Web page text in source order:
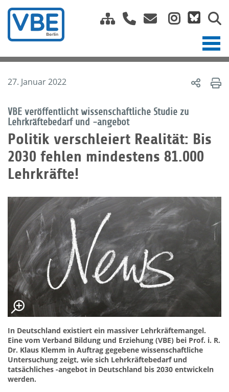
27. Januar 2022
VBE veröffentlicht wissenschaftliche Studie zu
Lehrkräftebedarf und -angebot
Politik verschleiert Realität: Bis
2030 fehlen mindestens 81.000
Lehrkräfte!
In Deutschland existiert ein massiver Lehrkräftemangel.
Eine vom Verband Bildung und Erziehung (VBE) bei Prof. i. R.
Dr. Klaus Klemm in Auftrag gegebene wissenschaftliche
Untersuchung zeigt, wie sich Lehrkräftebedarf und
tatsächliches -angebot in Deutschland bis 2030 entwickeln
werden.